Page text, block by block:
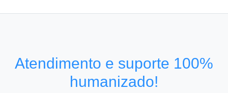
Atendimento e suporte 100%
humanizado!